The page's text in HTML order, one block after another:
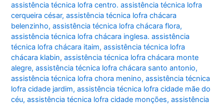
assistência técnica lofra centro. assistência técnica lofra
cerqueira césar,assistência técnica lofra chácara
belenzinho,assistência técnica lofra chácara flora,
assistência técnica lofra chácara inglesa. assistência
técnica lofra chácara itaim,assistência técnica lofra
chácara klabin,assistência técnica lofra chácara monte
alegre,assistência técnica lofra chácara santo antonio,
assistência técnica lofra chora menino,assistência técnica
lofra cidade jardim,assistência técnica lofra cidade mãe do
céu,assistência técnica lofra cidade monções,assistência